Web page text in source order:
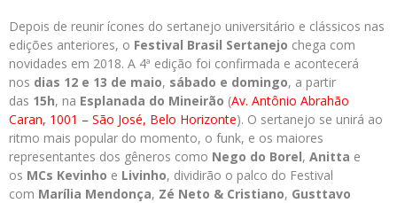
Depois de reunir ícones do sertanejo universitário e clássicos nas
edições anteriores, o Festival Brasil Sertanejo chega com
novidades em 2018. A 4ª edição foi confirmada e acontecerá
nos dias 12 e 13 de maio, sábado e domingo, a partir
das 15h, na Esplanada do Mineirão (Av. Antônio Abrahão
Caran, 1001 – São José, Belo Horizonte). O sertanejo se unirá ao
ritmo mais popular do momento, o funk, e os maiores
representantes dos gêneros como Nego do Borel, Anitta e
os MCs Kevinho e Livinho, dividirão o palco do Festival
com Marília Mendonça, Zé Neto & Cristiano, Gusttavo